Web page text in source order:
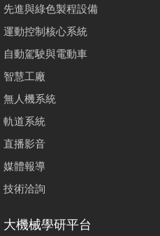
先進與綠色製程設備
運動控制核心系統
自動駕駛與電動車
智慧工廠
無人機系統
軌道系統
直播影音
媒體報導
技術洽詢
大機械學研平台